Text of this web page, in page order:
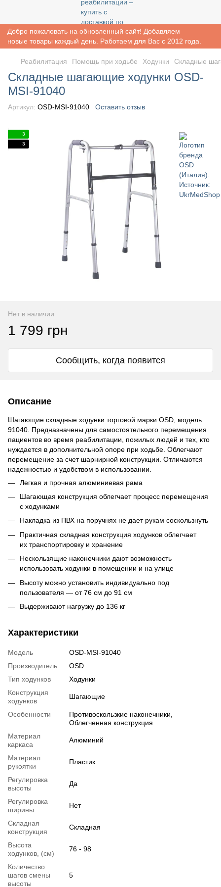
Добро пожаловать на обновленный сайт! Добавляем
новые товары каждый день. Работаем для Вас с 2012 года.
Реабилитация Помощь при ходьбе Ходунки Складные
Складные шагающие ходунки OSD-
MSI-91040
Артикул: OSD-MSI-91040 Оставить отзыв
3
3
Нет в наличии
1 799 грн
Сообщить, когда появится
Описание
Шагающие складные ходунки торговой марки OSD, модель
91040. Предназначены для самостоятельного перемещения
пациентов во время реабилитации, пожилых людей и тех, кто
нуждается в дополнительной опоре при ходьбе. Облегчают
перемещение за счет шарнирной конструкции. Отличаются
надежностью и удобством в использовании.
Легкая и прочная алюминиевая рама
Шагающая конструкция облегчает процесс перемещения
с ходунками
Накладка из ПВХ на поручнях не дает рукам соскользнуть
Практичная складная конструкция ходунков облегчает
их транспортировку и хранение
Нескользящие наконечники дают возможность
использовать ходунки в помещении и на улице
Высоту можно установить индивидуально под
пользователя — от 76 см до 91 см
Выдерживают нагрузку до 136 кг
Характеристики
Модель
OSD-MSI-91040
Производитель
OSD
Тип ходунков
Ходунки
Конструкция
ходунков
Шагающие
Особенности
Противоскользкие наконечники,
Облегченная конструкция
Материал
каркаса
Алюминий
Материал
рукоятки
Пластик
Регулировка
высоты
Да
Регулировка
ширины
Нет
Складная
конструкция
Складная
Высота
ходунков, (см)
76 - 98
Количество
шагов смены
высоты
5